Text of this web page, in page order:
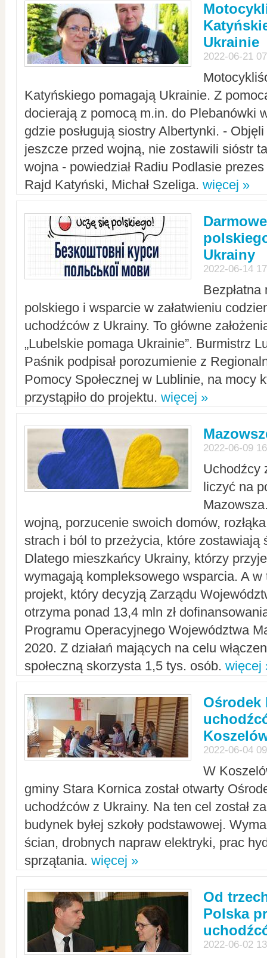
Ukrainie
2022-06-21
Katyńskiego pomagają Ukrainie. Z
docierają z pomocą m.in. do Plebanówki
gdzie posługują siostry Albertynki. -
jeszcze przed wojną, nie zostawili sióstr
wojna - powiedział Radiu Podlasie
Rajd Katyński, Michał Szeliga. więcej »
Ukrainy
2022-06-14
polskiego i wsparcie w załatwieniu
uchodźców z Ukrainy. To główne
„Lubelskie pomaga Ukrainie”. Burmistrz
Paśnik podpisał porozumienie z
Pomocy Społecznej w Lublinie, na mocy
przystąpiło do projektu. więcej »
2022-06-09
Uchodźcy
liczyć na
wojną, porzucenie swoich domów,
strach i ból to przeżycia, które zostawiają
Dlatego mieszkańcy Ukrainy, którzy
wymagają kompleksowego wsparcia. A w
projekt, który decyzją Zarządu
otrzyma ponad 13,4 mln zł
Programu Operacyjnego Województwa
2020. Z działań mających na celu
społeczną skorzysta 1,5 tys. osób. więcej
Ośrodek
2022-06-04
W
gminy Stara Kornica został otwarty
uchodźców z Ukrainy. Na ten cel został
budynek byłej szkoły podstawowej.
ścian, drobnych napraw elektryki, prac
sprzątania. więcej »
Od
Polska
2022-06-02